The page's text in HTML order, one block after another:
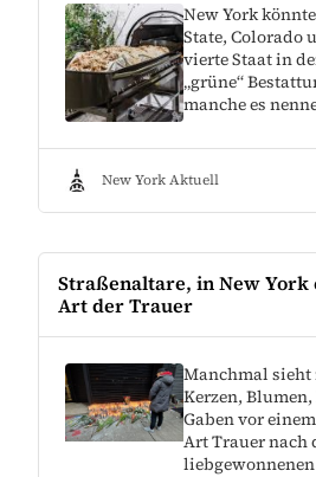
New York
State, Colorado
vierte Staat in
„grüne“
manche es
New York Aktuell
Straßenaltare, in New York
Art der Trauer
Manchmal
Kerzen,
Gaben vor
Art Trauer nach